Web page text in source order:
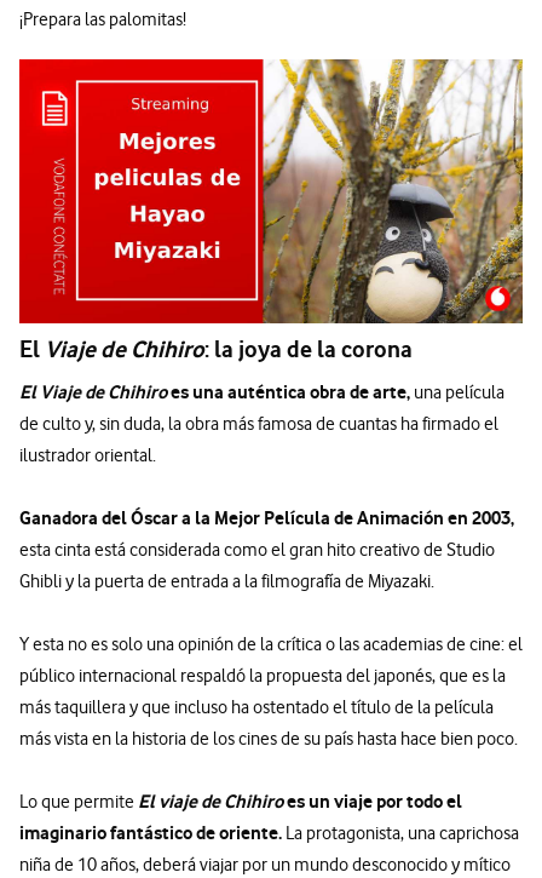
¡Prepara las palomitas!
El Viaje de Chihiro: la joya de la corona
El Viaje de Chihiroes una auténtica obra de arte, una película
de culto y, sin duda, la obra más famosa de cuantas ha firmado el
ilustrador oriental.
Ganadora del Óscar a la Mejor Película de Animación en 2003,
esta cinta está considerada como el gran hito creativo de Studio
Ghibli y la puerta de entrada a la filmografía de Miyazaki.
Y esta no es solo una opinión de la crítica o las academias de cine: el
público internacional respaldó la propuesta del japonés, que es la
más taquillera y que incluso ha ostentado el título de la película
más vista en la historia de los cines de su país hasta hace bien poco.
Lo que permite El viaje de Chihiroes un viaje por todo el
imaginario fantástico de oriente. La protagonista, una caprichosa
niña de 10 años, deberá viajar por un mundo desconocido y mítico